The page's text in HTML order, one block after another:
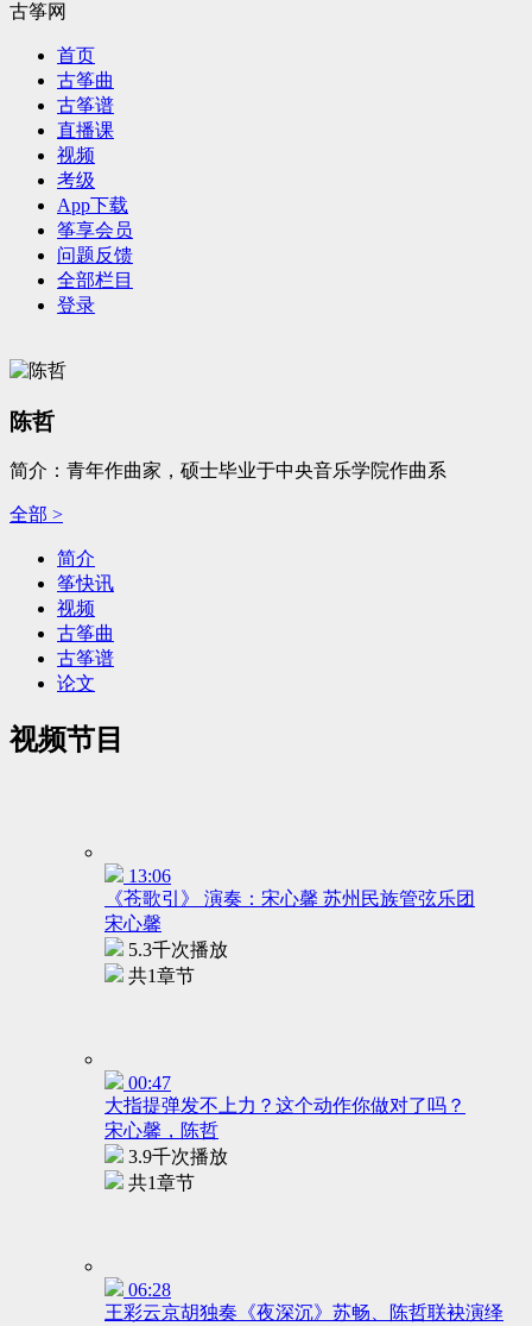
古筝网
首页
古筝曲
古筝谱
直播课
视频
考级
App下载
筝享会员
问题反馈
全部栏目
登录
陈哲
简介：青年作曲家，硕士毕业于中央音乐学院作曲系
全部 >
简介
筝快讯
视频
古筝曲
古筝谱
论文
视频节目
13:06
《苍歌引》 演奏：宋心馨 苏州民族管弦乐团
宋心馨
5.3千次播放
共1章节
00:47
大指提弹发不上力？这个动作你做对了吗？
宋心馨，陈哲
3.9千次播放
共1章节
06:28
王彩云京胡独奏《夜深沉》苏畅、陈哲联袂演绎